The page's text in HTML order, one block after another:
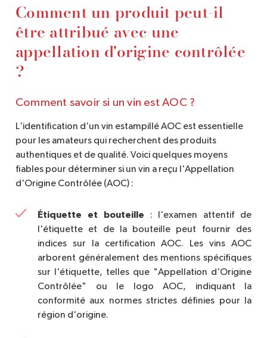
Comment un produit peut-il
être attribué avec une
appellation d'origine contrôlée
?
Comment savoir si un vin est AOC ?
L'identification d'un vin estampillé AOC est essentielle
pour les amateurs qui recherchent des produits
authentiques et de qualité. Voici quelques moyens
fiables pour déterminer si un vin a reçu l'Appellation
d'Origine Contrôlée (AOC) :
Étiquette et bouteille : l'examen attentif de
l'étiquette et de la bouteille peut fournir des
indices sur la certification AOC. Les vins AOC
arborent généralement des mentions spécifiques
sur l'étiquette, telles que "Appellation d'Origine
Contrôlée" ou le logo AOC, indiquant la
conformité aux normes strictes définies pour la
région d'origine.